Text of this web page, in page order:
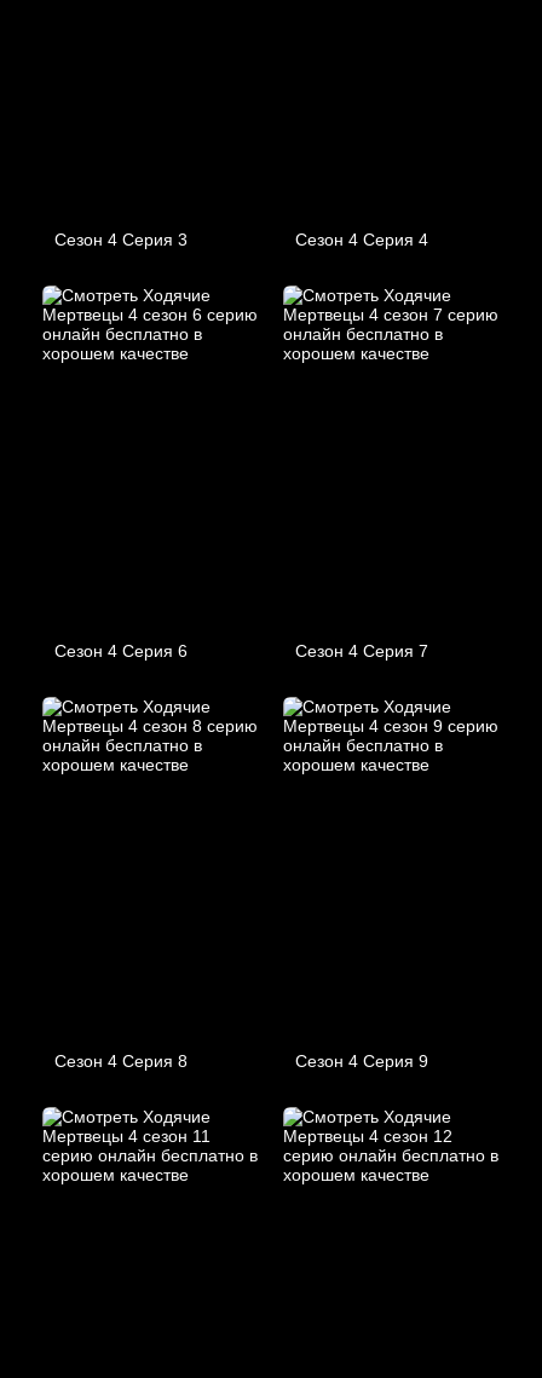
Сезон 4 Серия 3 Сезон 4 Серия 4
Сезон 4 Серия 6 Сезон 4 Серия 7
Сезон 4 Серия 8 Сезон 4 Серия 9